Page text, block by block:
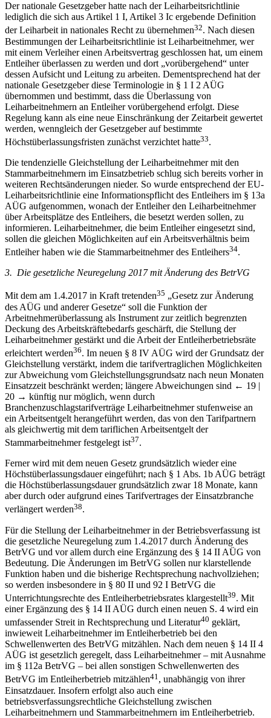
Der nationale Gesetzgeber hatte nach der Leiharbeitsrichtlinie
lediglich die sich aus Artikel 1 I, Artikel 3 Ic ergebende Definition
der Leiharbeit in nationales Recht zu übernehmen32. Nach diesen
Bestimmungen der Leiharbeitsrichtlinie ist Leiharbeitnehmer, wer
mit einem Verleiher einen Arbeitsvertrag geschlossen hat, um einem
Entleiher überlassen zu werden und dort „vorübergehend“ unter
dessen Aufsicht und Leitung zu arbeiten. Dementsprechend hat der
nationale Gesetzgeber diese Terminologie in § 1 I 2 AÜG
übernommen und bestimmt, dass die Überlassung von
Leiharbeitnehmern an Entleiher vorübergehend erfolgt. Diese
Regelung kann als eine neue Einschränkung der Zeitarbeit gewertet
werden, wenngleich der Gesetzgeber auf bestimmte
Höchstüberlassungsfristen zunächst verzichtet hatte33.
Die tendenzielle Gleichstellung der Leiharbeitnehmer mit den
Stammarbeitnehmern im Einsatzbetrieb schlug sich bereits vorher in
weiteren Rechtsänderungen nieder. So wurde entsprechend der EU-
Leiharbeitsrichtlinie eine Informationspflicht des Entleihers im § 13a
AÜG aufgenommen, wonach der Entleiher den Leiharbeitnehmer
über Arbeitsplätze des Entleihers, die besetzt werden sollen, zu
informieren. Leiharbeitnehmer, die beim Entleiher eingesetzt sind,
sollen die gleichen Möglichkeiten auf ein Arbeitsverhältnis beim
Entleiher haben wie die Stammarbeitnehmer des Entleihers34.
3. Die gesetzliche Neuregelung 2017 mit Änderung des BetrVG
Mit dem am 1.4.2017 in Kraft tretenden35 „Gesetz zur Änderung
des AÜG und anderer Gesetze“ soll die Funktion der
Arbeitnehmerüberlassung als Instrument zur zeitlich begrenzten
Deckung des Arbeitskräftebedarfs geschärft, die Stellung der
Leiharbeitnehmer gestärkt und die Arbeit der Entleiherbetriebsräte
erleichtert werden36. Im neuen § 8 IV AÜG wird der Grundsatz der
Gleichstellung verstärkt, indem die tarifvertraglichen Möglichkeiten
zur Abweichung vom Gleichstellungsgrundsatz nach neun Monaten
Einsatzzeit beschränkt werden; längere Abweichungen sind ← 19 |
20 → künftig nur möglich, wenn durch
Branchenzuschlagstarifverträge Leiharbeitnehmer stufenweise an
ein Arbeitsentgelt herangeführt werden, das von den Tarifpartnern
als gleichwertig mit dem tariflichen Arbeitsentgelt der
Stammarbeitnehmer festgelegt ist37.
Ferner wird mit dem neuen Gesetz grundsätzlich wieder eine
Höchstüberlassungsdauer eingeführt; nach § 1 Abs. 1b AÜG beträgt
die Höchstüberlassungsdauer grundsätzlich zwar 18 Monate, kann
aber durch oder aufgrund eines Tarifvertrages der Einsatzbranche
verlängert werden38.
Für die Stellung der Leiharbeitnehmer in der Betriebsverfassung ist
die gesetzliche Neuregelung zum 1.4.2017 durch Änderung des
BetrVG und vor allem durch eine Ergänzung des § 14 II AÜG von
Bedeutung. Die Änderungen im BetrVG sollen nur klarstellende
Funktion haben und die bisherige Rechtsprechung nachvollziehen;
so werden insbesondere in § 80 II und 92 I BetrVG die
Unterrichtungsrechte des Entleiherbetriebsrates klargestellt39. Mit
einer Ergänzung des § 14 II AÜG durch einen neuen S. 4 wird ein
umfassender Streit in Rechtsprechung und Literatur40 geklärt,
inwieweit Leiharbeitnehmer im Entleiherbetrieb bei den
Schwellenwerten des BetrVG mitzählen. Nach dem neuen § 14 II 4
AÜG ist gesetzlich geregelt, dass Leiharbeitnehmer – mit Ausnahme
im § 112a BetrVG – bei allen sonstigen Schwellenwerten des
BetrVG im Entleiherbetrieb mitzählen41 , unabhängig von ihrer
Einsatzdauer. Insofern erfolgt also auch eine
betriebsverfassungsrechtliche Gleichstellung zwischen
Leiharbeitnehmern und Stammarbeitnehmern im Entleiherbetrieb.